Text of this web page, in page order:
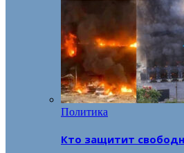
Политика
Кто защитит